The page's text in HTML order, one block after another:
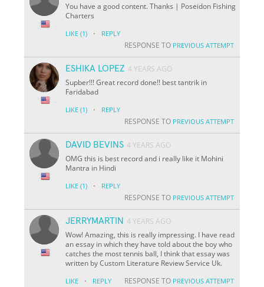
You have a good content. Thanks | Poseidon Fishing
Charters
LIKE (1) · REPLY
RESPONSE TO PREVIOUS ATTEMPT
ESHIKA LOPEZ 4 YEARS AGO
Supber!!! Great record done!! best tantrik in
Faridabad
LIKE (1) · REPLY
RESPONSE TO PREVIOUS ATTEMPT
DAVID BEVINS 4 YEARS AGO
OMG this is best record and i really like it Mohini
Mantra in Hindi
LIKE (1) · REPLY
RESPONSE TO PREVIOUS ATTEMPT
JERRYMARTIN 4 YEARS AGO
Wow! Amazing, this is really impressing. I have read
an essay in which they have told about the boy who
catches the most tennis ball, I think that essay was
written by Custom Literature Review Service Uk.
LIKE · REPLY RESPONSE TO PREVIOUS ATTEMPT